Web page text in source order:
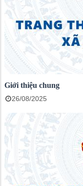
Giới thiệu chung
26/08/2025